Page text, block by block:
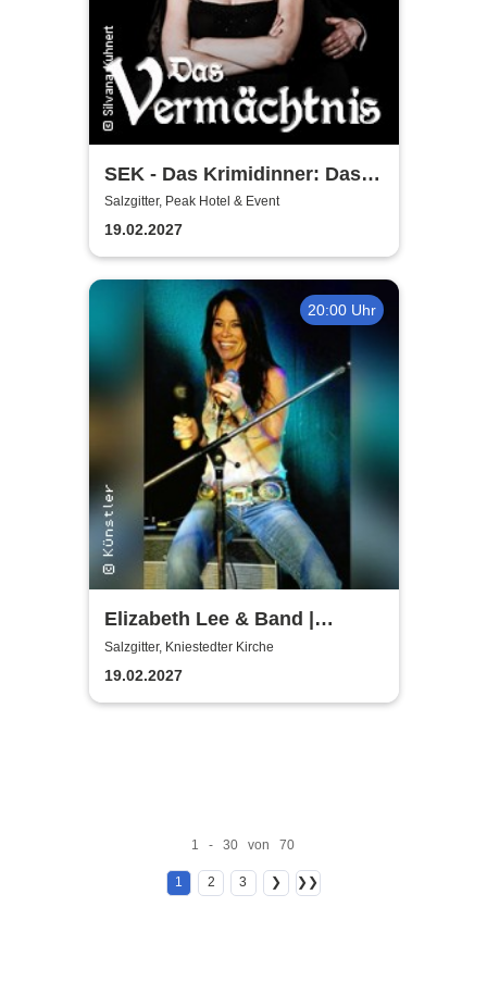
SEK - Das Krimidinner: Das
Vermächtnis
Salzgitter, Peak Hotel & Event
19.02.2027
20:00 Uhr
Elizabeth Lee & Band |
Kniestedter Kirche
Salzgitter, Kniestedter Kirche
19.02.2027
1 - 30 von 70
1 2 3 ❯ ❯❯